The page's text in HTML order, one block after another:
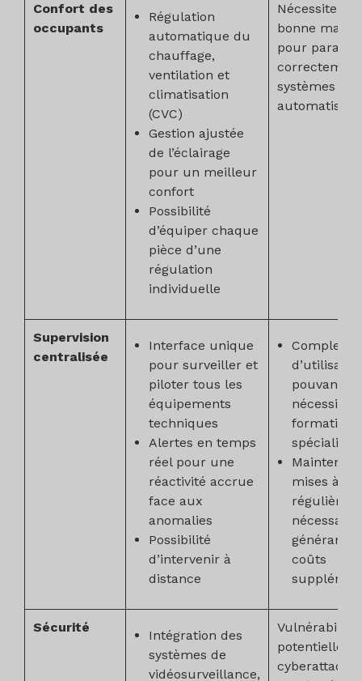
Confort des
occupants
Régulation
automatique du
chauffage,
ventilation et
climatisation
(CVC)
Gestion ajustée
de l’éclairage
pour un meilleur
confort
Possibilité
d’équiper chaque
pièce d’une
régulation
individuelle
Nécessite
bonne
pour
systèmes
automatisés
Supervision
centralisée
Interface unique
pour surveiller et
piloter tous les
équipements
techniques
Alertes en temps
réel pour une
réactivité accrue
face aux
anomalies
Possibilité
d’intervenir à
distance
Complexité
pouvant
nécessiter
formations
mises à
régulières
générant
coûts
Sécurité
Intégration des
systèmes de
vidéosurveillance,
Vulnérabilité
potentielle